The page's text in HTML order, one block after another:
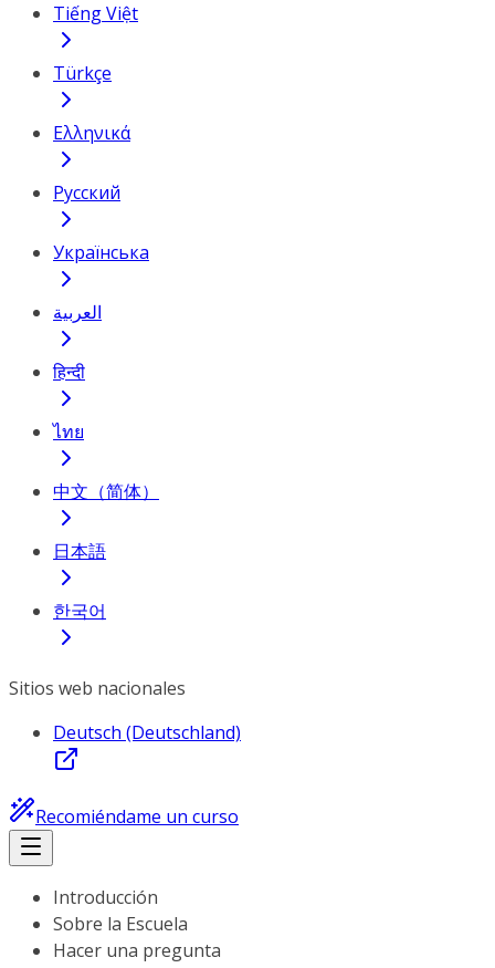
Tiếng Việt
Türkçe
Ελληνικά
Русский
Українська
العربية
हिन्दी
ไทย
中文（简体）
日本語
한국어
Sitios web nacionales
Deutsch (Deutschland)
Recomiéndame un curso
Introducción
Sobre la Escuela
Hacer una pregunta